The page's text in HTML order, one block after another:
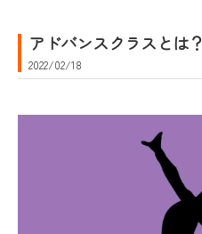
アドバンスクラスとは？
2022/02/18